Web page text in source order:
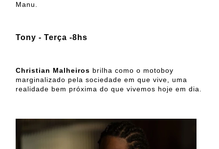
Manu.
Tony - Terça -8hs
Christian Malheiros brilha como o motoboy
marginalizado pela sociedade em que vive, uma
realidade bem próxima do que vivemos hoje em dia.